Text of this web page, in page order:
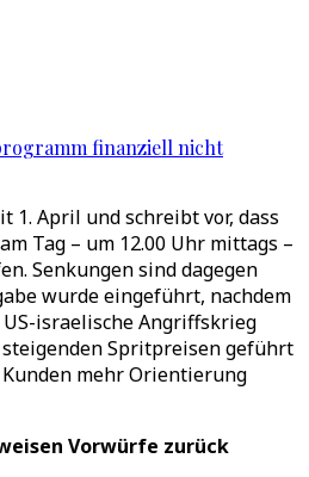
finanziell nicht
1. April und schreibt vor, dass
Tag – um 12.00 Uhr mittags –
Senkungen sind dagegen
wurde eingeführt, nachdem
israelische Angriffskrieg
Spritpreisen geführt
mehr Orientierung
Vorwürfe zurück